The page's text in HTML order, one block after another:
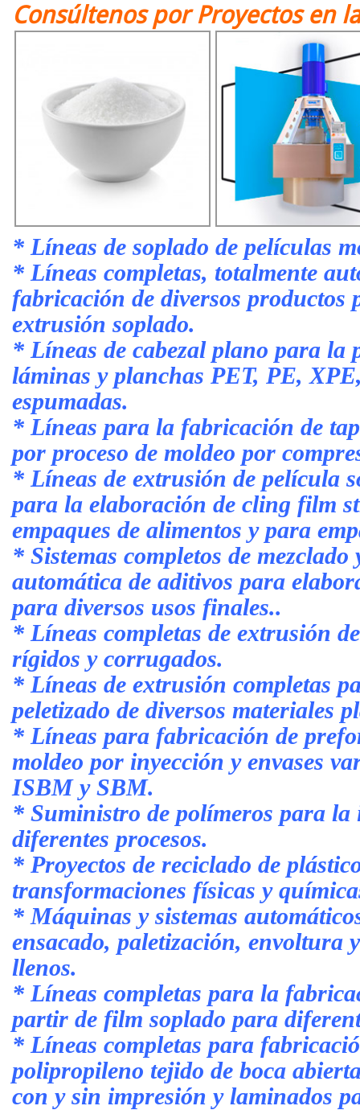
Consúltenos por Proyectos en
* Líneas de soplado de películas
* Líneas completas, totalmente
fabricación de diversos productos
extrusión soplado.
* Líneas de cabezal plano para la
láminas y planchas PET, PE,
espumadas.
* Líneas para la fabricación de
por proceso de moldeo por
* Líneas de extrusión de película
para la elaboración de cling film
empaques de alimentos y para
* Sistemas completos de
automática de aditivos para
para diversos usos finales..
* Líneas completas de extrusión
rígidos y corrugados.
* Líneas de extrusión completas
peletizado de diversos materiales
* Líneas para fabricación de
moldeo por inyección y envases
ISBM y SBM.
* Suministro de polímeros para la
diferentes procesos.
* Proyectos de reciclado de
transformaciones físicas y
* Máquinas y sistemas
ensacado, paletización, envoltura
llenos.
* Líneas completas para la
partir de film soplado para
* Líneas completas para
polipropileno tejido de boca
con y sin impresión y laminados